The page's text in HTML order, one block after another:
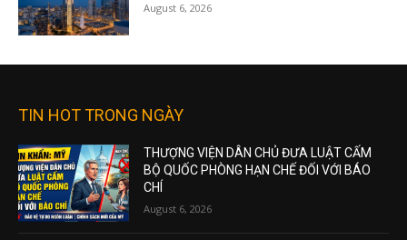
August 6, 2026
TIN HOT TRONG NGÀY
THƯỢNG VIỆN DÂN CHỦ ĐƯA LUẬT CẤM
BỘ QUỐC PHÒNG HẠN CHẾ ĐỐI VỚI BÁO
CHÍ
August 6, 2026